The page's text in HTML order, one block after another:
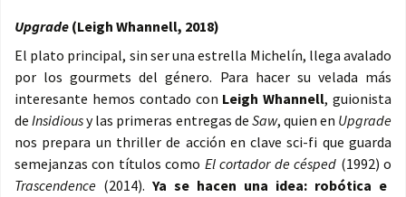
Upgrade (Leigh Whannell, 2018)
El plato principal, sin ser una estrella Michelín, llega avalado
por los gourmets del género. Para hacer su velada más
interesante hemos contado con Leigh Whannell, guionista
deInsidiousy las primeras entregas de Saw, quien en Upgrade
nos prepara un thriller de acción en clave sci-fi que guarda
semejanzas con títulos como El cortador de césped (1992) o
Trascendence (2014). Ya se hacen una idea: robótica e